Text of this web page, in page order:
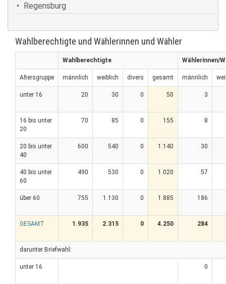
Regensburg
Wahlberechtigte und Wählerinnen und Wähler
Wahlberechtigte Wählerinnen/
Altersgruppe männlich weiblich divers gesamt männlich
unter 16 20 30 0 50 3
16 bis unter
20
70 85 0 155 8
20 bis unter
40
600 540 0 1.140 30
40 bis unter
60
490 530 0 1.020 57
über 60 755 1.130 0 1.885 186
GESAMT 1.935 2.315 0 4.250 284
darunter Briefwahl:
unter 16 0